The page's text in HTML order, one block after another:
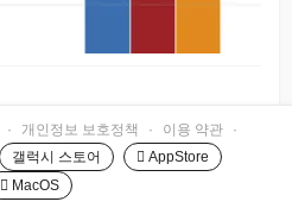
· 개인정보 보호정책 · 이용 약관
·
갤럭시 스토어
 AppStore
 MacOS